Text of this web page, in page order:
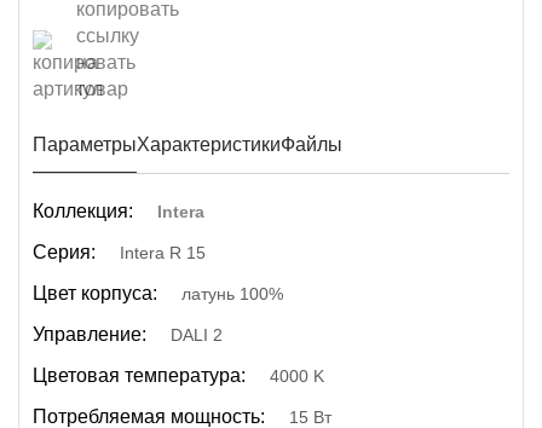
ПараметрыХарактеристикиФайлы
Коллекция: Intera
Серия: Intera R 15
Цвет корпуса: латунь 100%
Управление: DALI 2
Цветовая температура: 4000 K
Потребляемая мощность: 15 Вт